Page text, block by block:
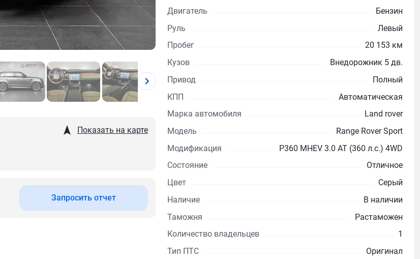
Показать на карте
Запросить отчет
Двигатель
Бензин
Руль
Левый
Пробег
20 153 км
Кузов
Внедорожник 5 дв.
Привод
Полный
КПП
Автоматическая
Марка автомобиля
Land rover
Модель
Range Rover Sport
Модификация
P360 MHEV 3.0 AT (360 л.с.) 4WD
Состояние
Отличное
Цвет
Серый
Наличие
В наличии
Таможня
Растаможен
Количество владельцев
1
Тип ПТС
Оригинал